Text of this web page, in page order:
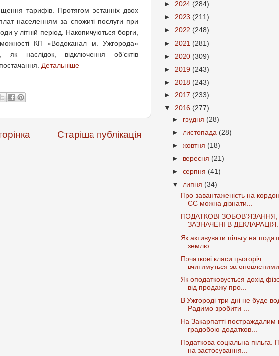
тарифів. Протягом останніх двох
населенням за спожиті послуги при
у літній період. Накопичуються борги,
КП «Водоканал м. Ужгорода»
як наслідок, відключення об’єктів
Детальніше
Старіша публікація
► 2024 (284)
► 2023 (211)
► 2022 (248)
► 2021 (281)
► 2020 (309)
► 2019 (243)
► 2018 (243)
► 2017 (233)
▼ 2016 (277)
► грудня (28)
►листопада (28)
►жовтня (18)
► вересня (21)
►серпня (41)
▼ липня (34)
Про завантаженість на
ЄС можна дізнати...
ПОДАТКОВІ
ЗАЗНАЧЕНІ В
Як активувати пільгу на
землю
Початкові класи цьогоріч
вчитимуться за
Як оподатковується дохід
від продажу про...
В Ужгороді три дні не буде
Радимо зробити ...
На Закарпатті постраждалим
градобою додатков...
Податкова соціальна пільга.
на застосування...